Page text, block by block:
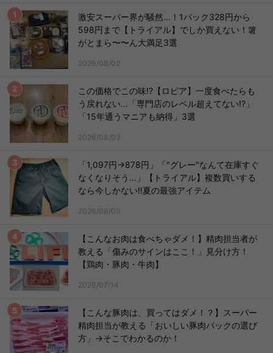
激安スーパー界が騒然…！1パック328円から
598円まで【トライアル】でしか買えない！箸
がとまら〜〜ん大満足3選
2026/08/02
この価格でこの味!?【ロピア】一度食べたらも
う戻れない…「専門店のレベル超えてない!?」
「15年通うマニアも納得」3選
2026/08/03
「1,097円→878円」「"グレー"なんて在庫すぐ
なくなりそう…」【トライアル】複数買いする
なら今しかない!!夏の最強アイテム
2026/08/05
【こんなお肉は食べちゃダメ！】精肉担当者が
教える「傷みのサインはここ！」見分け方！
【鶏肉・豚肉・牛肉】
2026/07/14
【こんな豚肉は、買ってはダメ！？】スーパー
精肉担当が教える「おいしい豚肉パックの選び
方」→そこでわかるのか！